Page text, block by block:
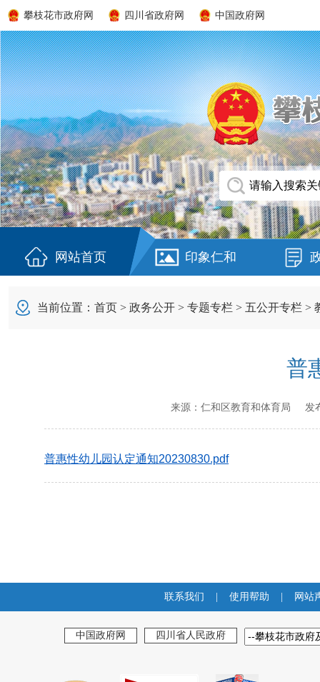
攀枝花市政府网 四川省政府网 中国政府网
网站首页 印象仁和
当前位置： 首页 > 政务公开 > 专题专栏 > 五公开专栏 >
普
来源： 仁和区教育和体育局 发
普惠性幼儿园认定通知20230830.pdf
联系我们 使用帮助 网站
中国政府网 四川省人民政府